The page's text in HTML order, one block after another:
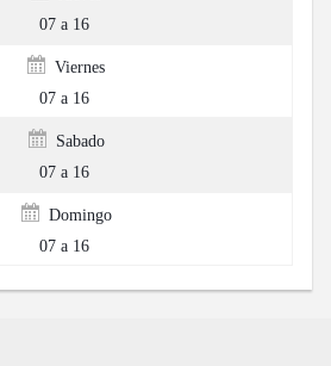
07 a 16
Viernes
07 a 16
Sabado
07 a 16
Domingo
07 a 16